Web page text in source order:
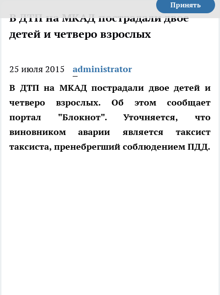
Принять
В ДТП на МКАД пострадали двое
детей и четверо взрослых
25 июля 2015
administrator
В ДТП на МКАД пострадали двое детей и
четверо взрослых. Об этом сообщает
портал "Блокнот". Уточняется, что
виновником аварии является таксист
таксиста, пренебрегший соблюдением ПДД.